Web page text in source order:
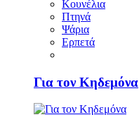
Κουνέλια
Πτηνά
Ψάρια
Ερπετά
Για τον Κηδεμόνα